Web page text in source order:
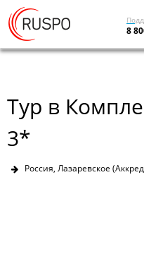
8
Тур в
3*
Россия, Лазаревское